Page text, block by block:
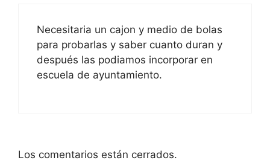
Necesitaria un cajon y medio de bolas
para probarlas y saber cuanto duran y
después las podiamos incorporar en
escuela de ayuntamiento.
Los comentarios están cerrados.